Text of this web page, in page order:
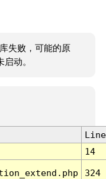
失败，可能的原
动。
Line
14
324